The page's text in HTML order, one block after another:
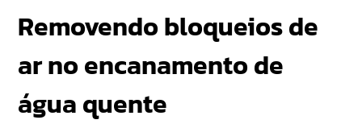
Removendo bloqueios de
ar no encanamento de
água quente